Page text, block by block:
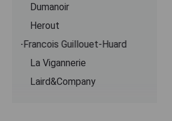
Dumanoir
Herout
Jean-Francois Guillouet-Huard
La Vigannerie
Laird&Company